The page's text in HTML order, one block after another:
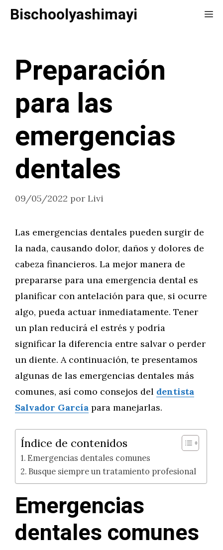
SaltarBischoolyashimayi
Preparación
para las
emergencias
dentales
09/05/2022 por Livi
Las emergencias dentales pueden surgir de
la nada, causando dolor, daños y dolores de
cabeza financieros. La mejor manera de
prepararse para una emergencia dental es
planificar con antelación para que, si ocurre
algo, pueda actuar inmediatamente. Tener
un plan reducirá el estrés y podría
significar la diferencia entre salvar o perder
un diente. A continuación, te presentamos
algunas de las emergencias dentales más
comunes, así como consejos del dentista
Salvador García para manejarlas.
Índice de contenidos
Emergencias dentales comunes
Busque siempre un tratamiento profesional
Emergencias
dentales comunes